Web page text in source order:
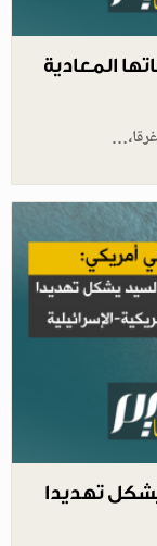
المعادية
تهديدا